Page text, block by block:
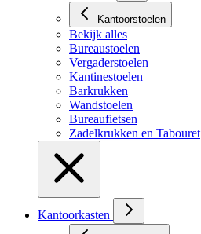
Kantoorstoelen
Bekijk alles
Bureaustoelen
Vergaderstoelen
Kantinestoelen
Barkrukken
Wandstoelen
Bureaufietsen
Zadelkrukken en Tabouret
Kantoorkasten